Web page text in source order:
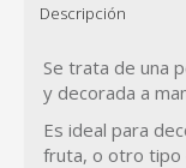
Descripción
Se trata de una
y decorada a
Es ideal para
fruta, o otro tipo